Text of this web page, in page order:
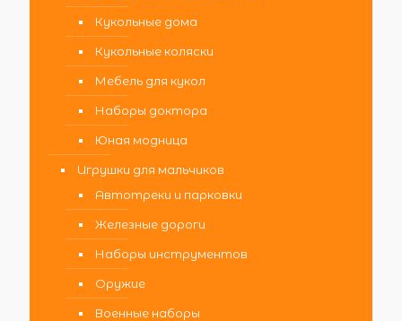
Кукольные дома
Кукольные коляски
Мебель для кукол
Наборы доктора
Юная модница
Игрушки для мальчиков
Автотреки и парковки
Железные дороги
Наборы инструментов
Оружие
Военные наборы